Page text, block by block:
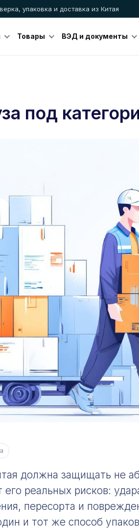
упаковка и доставка из Китая
Товары ВЭД и документы
под
должна защищать не
его реальных рисков:
пересорта и
и тот же способ